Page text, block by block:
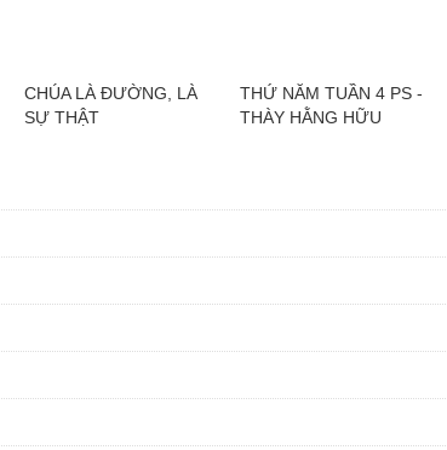
CHÚA LÀ ĐƯỜNG, LÀ
SỰ THẬT
THỨ NĂM TUẦN 4 PS -
THÀY HẰNG HỮU